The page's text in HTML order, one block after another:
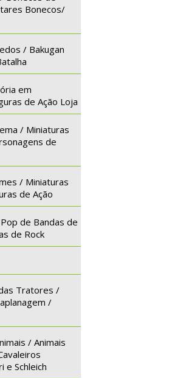
Bonecos/
/ Bakugan
em
de Ação Loja
/ Miniaturas
de
/ Miniaturas
de Ação
de Bandas de
de Rock
Tratores /
/
/ Animais
e Schleich